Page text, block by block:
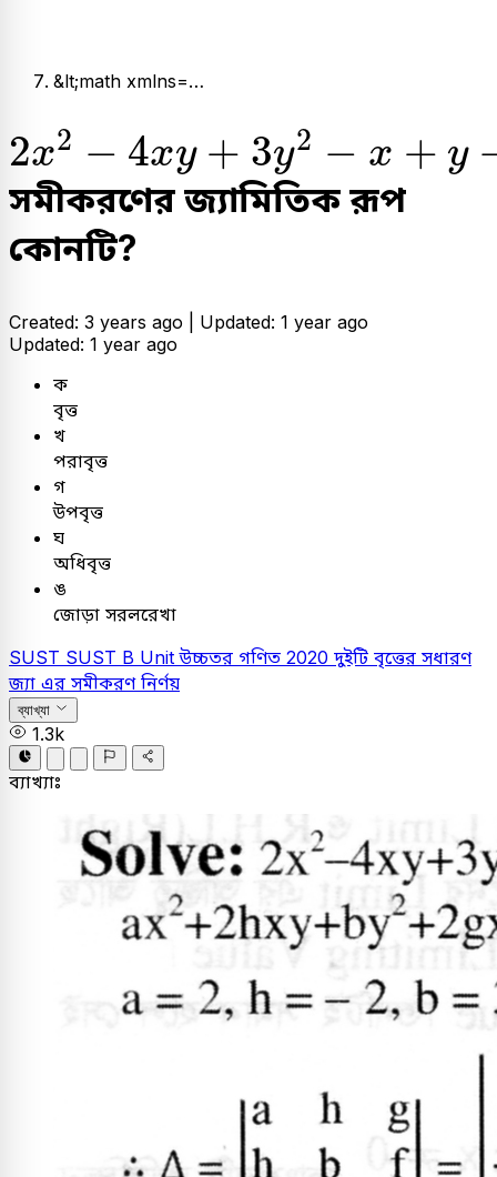
&lt;math xmlns=…
2x2 − 4xy + 3y2 − x + y
2 x2 4x 3 y2 - 1
সমীকরণের জ্যামিতিক রূপ
কোনটি?
Created: 3 years ago | Updated: 1 year ago
Updated: 1 year ago
ক
বৃত্ত
খ
পরাবৃত্ত
গ
উপবৃত্ত
ঘ
অধিবৃত্ত
ঙ
জোড়া সরলরেখা
SUST SUST B Unitউচ্চতর গণিত 2020 দুইটি বৃত্তের সধারণ
জ্যা এর সমীকরণ নির্ণয়
ব্যাখ্যা
1.3k
ব্যাখ্যাঃ